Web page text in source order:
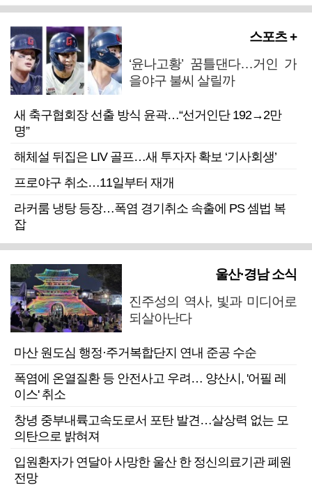
스포츠 +
‘윤나고황’ 꿈틀댄다…거인 가
을야구 불씨 살릴까
새 축구협회장 선출 방식 윤곽…“선거인단 192→2만
명”
해체설 뒤집은 LIV 골프…새 투자자 확보 ‘기사회생’
프로야구 취소…11일부터 재개
라커룸 냉탕 등장…폭염 경기취소 속출에 PS 셈법 복
잡
울산·경남 소식
진주성의 역사, 빛과 미디어로
되살아난다
마산 원도심 행정·주거복합단지 연내 준공 수순
폭염에 온열질환 등 안전사고 우려… 양산시, '어필 레
이스' 취소
창녕 중부내륙고속도로서 포탄 발견…살상력 없는 모
의탄으로 밝혀져
입원환자가 연달아 사망한 울산 한 정신의료기관 폐원
전망